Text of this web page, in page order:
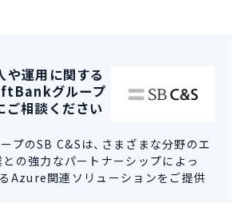
運用に関する
グループ
相談ください
のSB C&Sは、さまざまな分野のエ
の強力なパートナーシップによっ
Azure関連ソリューションをご提供